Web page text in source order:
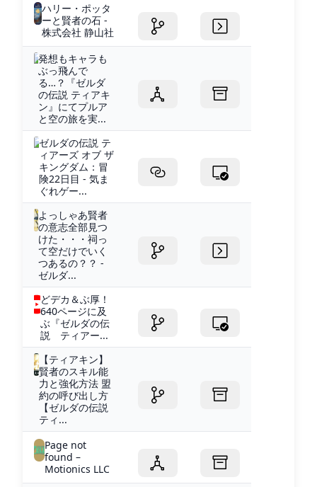
ハリー・ポッタ
ーと賢者の石 -
株式会社 静山社
発想もキャラも
ぶっ飛んで
る…？『ゼルダ
の伝説 ティアキ
ン』にてプルア
と空の旅を実...
ゼルダの伝説 テ
ィアーズ オブ ザ
キングダム：冒
険22日目 - 気ま
ぐれゲー...
よっしゃあ賢者
の意志全部見つ
けた・・・祠っ
て空だけでいく
つあるの？？ -
ゼルダ...
どデカ＆ぶ厚！
640ページに及
ぶ『ゼルダの伝
説 ティアー...
【ティアキン】
賢者のスキル能
力と強化方法 盟
約の呼び出し方
【ゼルダの伝説
ティ...
Page not
found –
Motionics LLC